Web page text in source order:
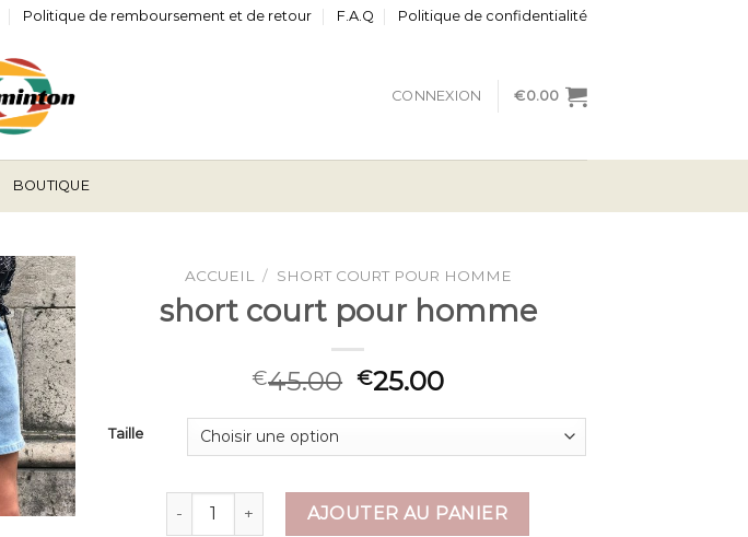
Politique de remboursement et de retour F.A.Q Politique de confidentialité
CONNEXION €0.00
BOUTIQUE
ACCUEIL / SHORT COURT POUR HOMME
short court pour homme
€45.00 €25.00
Taille
quantité de short court pour homme
AJOUTER AU PANIER